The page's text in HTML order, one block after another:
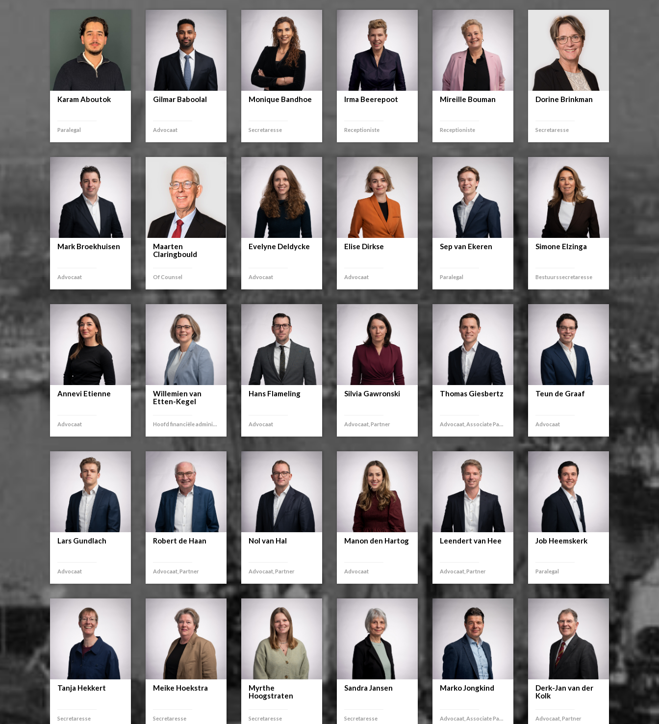
Karam Aboutok
Paralegal
Gilmar Baboolal
Advocaat
Monique Bandhoe
Secretaresse
Irma Beerepoot
Receptioniste
Mireille Bouman
Receptioniste
Dorine Brinkman
Secretaresse
Mark Broekhuisen
Advocaat
Maarten
Claringbould
Of Counsel
Evelyne Deldycke
Advocaat
Elise Dirkse
Advocaat
Sep van Ekeren
Paralegal
Simone Elzinga
Bestuurssecretaresse
Annevi Etienne
Advocaat
Willemien van
Etten-Kegel
Hoofd financiële administratie
Hans Flameling
Advocaat
Silvia Gawronski
Advocaat, Partner
Thomas Giesbertz
Advocaat, Associate Partner
Teun de Graaf
Advocaat
Lars Gundlach
Advocaat
Robert de Haan
Advocaat, Partner
Nol van Hal
Advocaat, Partner
Manon den Hartog
Advocaat
Leendert van Hee
Advocaat, Partner
Job Heemskerk
Paralegal
Tanja Hekkert
Secretaresse
Meike Hoekstra
Secretaresse
Myrthe
Hoogstraten
Secretaresse
Sandra Jansen
Secretaresse
Marko Jongkind
Advocaat, Associate Partner
Derk-Jan van der
Kolk
Advocaat, Partner